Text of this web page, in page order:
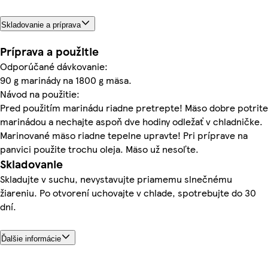
Skladovanie a príprava
Príprava a použitie
Odporúčané dávkovanie:
90 g marinády na 1800 g mäsa.
Návod na použitie:
Pred použitím marinádu riadne pretrepte! Mäso dobre potrite
marinádou a nechajte aspoň dve hodiny odležať v chladničke.
Marinované mäso riadne tepelne upravte! Pri príprave na
panvici použite trochu oleja. Mäso už nesoľte.
Skladovanie
Skladujte v suchu, nevystavujte priamemu slnečnému
žiareniu. Po otvorení uchovajte v chlade, spotrebujte do 30
dní.
Ďalšie informácie